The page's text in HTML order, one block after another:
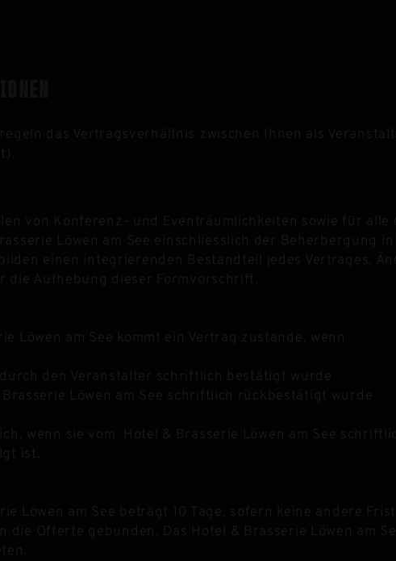
das Vertragsverhältnis zwischen Ihnen als
von Konferenz- und Eventräumlichkeiten sowie für alle
Löwen am See einschliesslich der Beherbergung
einen integrierenden Bestandteil jedes Vertrages.
Aufhebung dieser Formvorschrift.
Löwen am See kommt ein Vertrag zustande, wenn
den Veranstalter schriftlich bestätigt wurde
Löwen am See schriftlich rückbestätigt wurde
wenn sie vom Hotel & Brasserie Löwen am See
ist.
Löwen am See beträgt 10 Tage, sofern keine andere
Offerte gebunden. Das Hotel & Brasserie Löwen am